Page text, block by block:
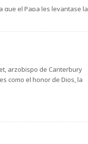
que el Papa les levantase la
allí murió.
arzobispo de Canterbury
como el honor de Dios, la